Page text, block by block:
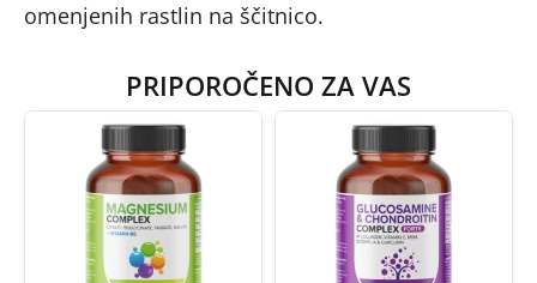
omenjenih rastlin na ščitnico.
PRIPOROČENO ZA VAS